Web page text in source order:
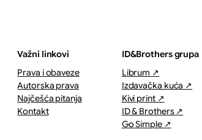
Važni linkovi
Prava i obaveze
Autorska prava
Najčešća pitanja
Kontakt
ID&Brothers grupa
Librum ↗
Izdavačka kuća ↗
Kivi print ↗
ID & Brothers ↗
Go Simple ↗